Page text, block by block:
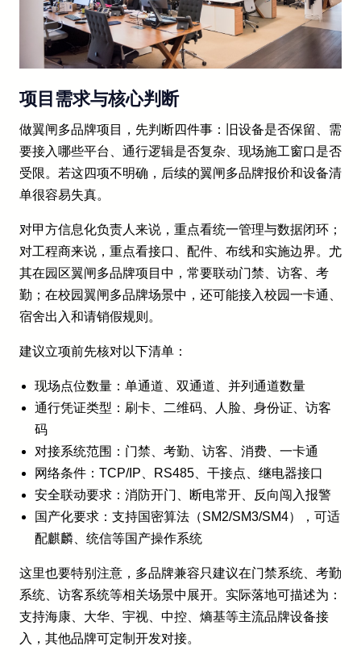
项目需求与核心判断
做翼闸多品牌项目，先判断四件事：旧设备是否保留、需
要接入哪些平台、通行逻辑是否复杂、现场施工窗口是否
受限。若这四项不明确，后续的翼闸多品牌报价和设备清
单很容易失真。
对甲方信息化负责人来说，重点看统一管理与数据闭环；
对工程商来说，重点看接口、配件、布线和实施边界。尤
其在园区翼闸多品牌项目中，常要联动门禁、访客、考
勤；在校园翼闸多品牌场景中，还可能接入校园一卡通、
宿舍出入和请销假规则。
建议立项前先核对以下清单：
现场点位数量：单通道、双通道、并列通道数量
通行凭证类型：刷卡、二维码、人脸、身份证、访客
码
对接系统范围：门禁、考勤、访客、消费、一卡通
网络条件：TCP/IP、RS485、干接点、继电器接口
安全联动要求：消防开门、断电常开、反向闯入报警
国产化要求：支持国密算法（SM2/SM3/SM4），可适
配麒麟、统信等国产操作系统
这里也要特别注意，多品牌兼容只建议在门禁系统、考勤
系统、访客系统等相关场景中展开。实际落地可描述为：
支持海康、大华、宇视、中控、熵基等主流品牌设备接
入，其他品牌可定制开发对接。